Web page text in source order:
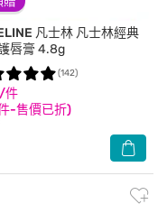
凡士林 凡士林經典
唇膏 4.8g
/件
-售價已折)
(142)